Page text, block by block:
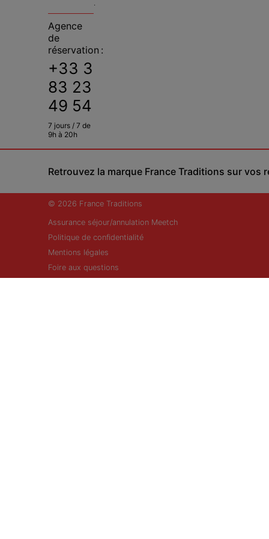
.
Agence
de
réservation :
+33 3
83 23
49 54
7 jours / 7 de
9h à 20h
Retrouvez la marque France Traditions sur vos
© 2026 France Traditions
Assurance séjour/annulation Meetch
Politique de confidentialité
Mentions légales
Foire aux questions